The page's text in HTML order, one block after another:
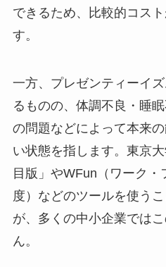
できるため、比較的コス
す。
一方、プレゼンティーイ
るものの、体調不良・睡
の問題などによって本来
い状態を指します。東京
目版」やWFun（ワーク・
度）などのツールを使う
が、多くの中小企業では
ん。